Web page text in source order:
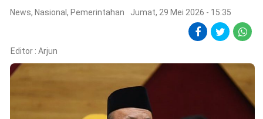
Politik
Hukrim
Peristiwa
News, Nasional , Pemerintahan Jumat, 29 Mei 2026 - 15:35
Editor : Arjun